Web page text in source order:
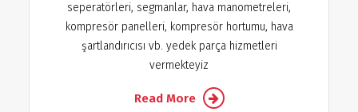
seperatörleri, segmanlar, hava manometreleri,
kompresör panelleri, kompresör hortumu, hava
şartlandırıcısı vb. yedek parça hizmetleri
vermekteyiz
Read More